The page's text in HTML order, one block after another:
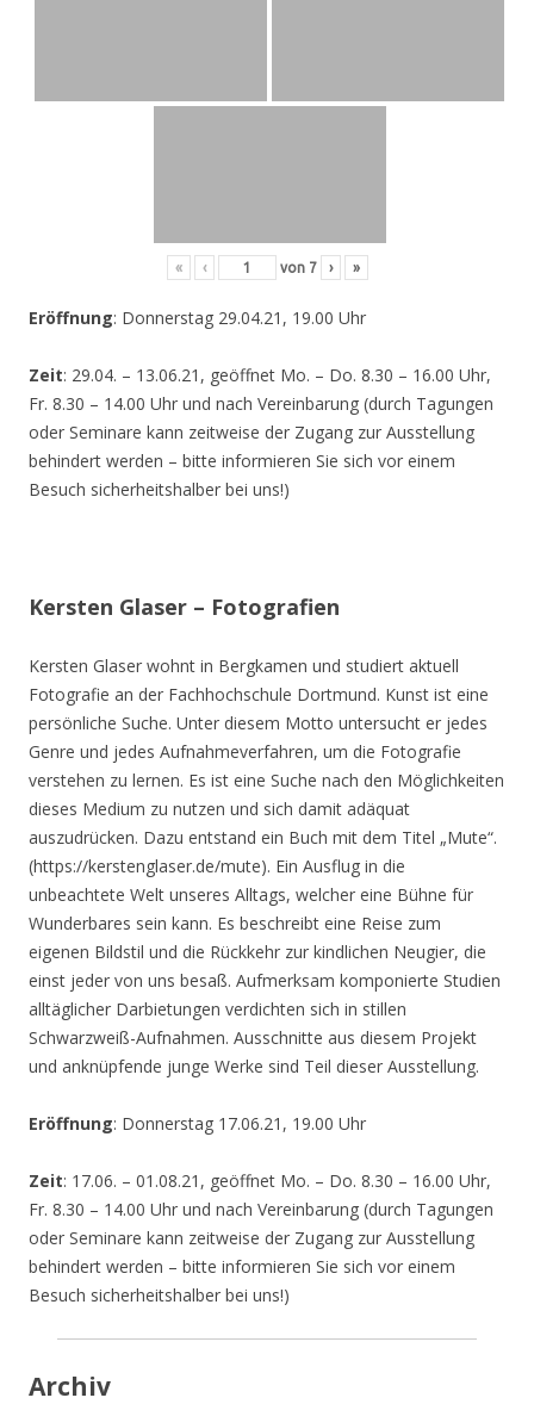
« ‹ von 7 › »
Eröffnung: Donnerstag 29.04.21, 19.00 Uhr
Zeit: 29.04. – 13.06.21, geöffnet Mo. – Do. 8.30 – 16.00 Uhr,
Fr. 8.30 – 14.00 Uhr und nach Vereinbarung (durch Tagungen
oder Seminare kann zeitweise der Zugang zur Ausstellung
behindert werden – bitte informieren Sie sich vor einem
Besuch sicherheitshalber bei uns!)
Kersten Glaser – Fotografien
Kersten Glaser wohnt in Bergkamen und studiert aktuell
Fotografie an der Fachhochschule Dortmund. Kunst ist eine
persönliche Suche. Unter diesem Motto untersucht er jedes
Genre und jedes Aufnahmeverfahren, um die Fotografie
verstehen zu lernen. Es ist eine Suche nach den Möglichkeiten
dieses Medium zu nutzen und sich damit adäquat
auszudrücken. Dazu entstand ein Buch mit dem Titel „Mute“.
(https://kerstenglaser.de/mute). Ein Ausflug in die
unbeachtete Welt unseres Alltags, welcher eine Bühne für
Wunderbares sein kann. Es beschreibt eine Reise zum
eigenen Bildstil und die Rückkehr zur kindlichen Neugier, die
einst jeder von uns besaß. Aufmerksam komponierte Studien
alltäglicher Darbietungen verdichten sich in stillen
Schwarzweiß-Aufnahmen. Ausschnitte aus diesem Projekt
und anknüpfende junge Werke sind Teil dieser Ausstellung.
Eröffnung: Donnerstag 17.06.21, 19.00 Uhr
Zeit: 17.06. – 01.08.21, geöffnet Mo. – Do. 8.30 – 16.00 Uhr,
Fr. 8.30 – 14.00 Uhr und nach Vereinbarung (durch Tagungen
oder Seminare kann zeitweise der Zugang zur Ausstellung
behindert werden – bitte informieren Sie sich vor einem
Besuch sicherheitshalber bei uns!)
Archiv